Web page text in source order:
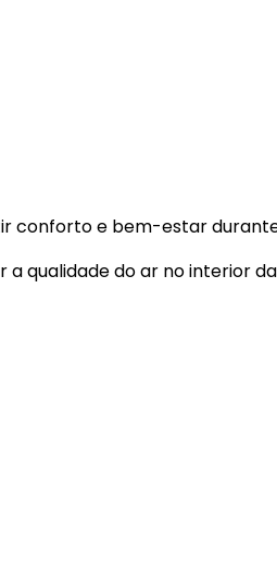
conforto e bem-estar
qualidade do ar no interior